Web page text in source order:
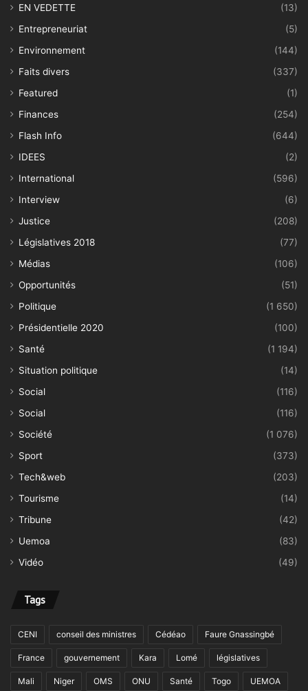
EN VEDETTE
(13)
Entrepreneuriat
(5)
Environnement
(144)
Faits divers
(337)
Featured
(1)
Finances
(254)
Flash Info
(644)
IDEES
(2)
International
(596)
Interview
(6)
Justice
(208)
Législatives 2018
(77)
Médias
(106)
Opportunités
(51)
Politique
(1 650)
Présidentielle 2020
(100)
Santé
(1 194)
Situation politique
(14)
Social
(116)
Social
(116)
Société
(1 076)
Sport
(373)
Tech&web
(203)
Tourisme
(14)
Tribune
(42)
Uemoa
(83)
Vidéo
(49)
Tags
CENI conseil des ministres Cédéao Faure Gnassingbé
France gouvernement Kara Lomé législatives
Mali Niger OMS ONU Santé Togo UEMOA